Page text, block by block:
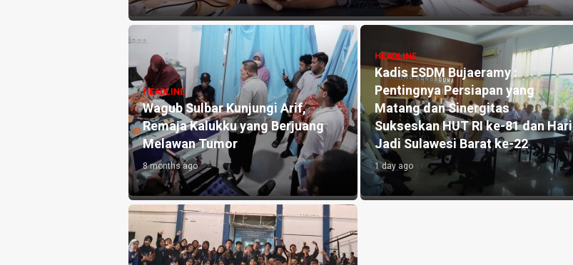
HEADLINE
Wagub Sulbar Kunjungi Arif,
Remaja Kalukku yang Berjuang
Melawan Tumor
8 months ago
HEADLINE
Kadis ESDM Bujaeramy :
Pentingnya Persiapan yang
Matang dan Sinergitas
Sukseskan HUT RI ke-81 dan Hari
Jadi Sulawesi Barat ke-22
1 day ago